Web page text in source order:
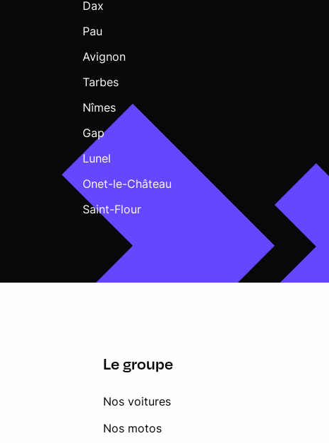
Dax
Pau
Avignon
Tarbes
Nîmes
Gap
Lunel
Onet-le-Château
Saint-Flour
Le groupe
Nos voitures
Nos motos